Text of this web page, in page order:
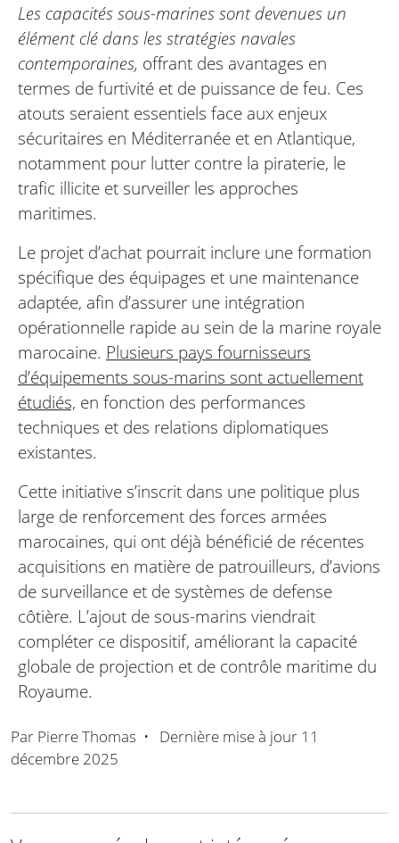
Les capacités sous-marines sont devenues un
élément clé dans les stratégies navales
contemporaines, offrant des avantages en
termes de furtivité et de puissance de feu. Ces
atouts seraient essentiels face aux enjeux
sécuritaires en Méditerranée et en Atlantique,
notamment pour lutter contre la piraterie, le
trafic illicite et surveiller les approches
maritimes.
Le projet d’achat pourrait inclure une formation
spécifique des équipages et une maintenance
adaptée, afin d’assurer une intégration
opérationnelle rapide au sein de la marine royale
marocaine. Plusieurs pays fournisseurs
d’équipements sous-marins sont actuellement
étudiés, en fonction des performances
techniques et des relations diplomatiques
existantes.
Cette initiative s’inscrit dans une politique plus
large de renforcement des forces armées
marocaines, qui ont déjà bénéficié de récentes
acquisitions en matière de patrouilleurs, d’avions
de surveillance et de systèmes de defense
côtière. L’ajout de sous-marins viendrait
compléter ce dispositif, améliorant la capacité
globale de projection et de contrôle maritime du
Royaume.
Par Pierre Thomas • Dernière mise à jour 11
décembre 2025